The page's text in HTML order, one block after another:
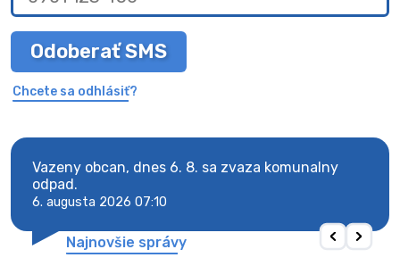
Odoberať SMS
Chcete sa odhlásiť?
Vazeny obcan, dnes 6. 8. sa zvaza komunalny
odpad.
6. augusta 2026 07:10
Najnovšie správy